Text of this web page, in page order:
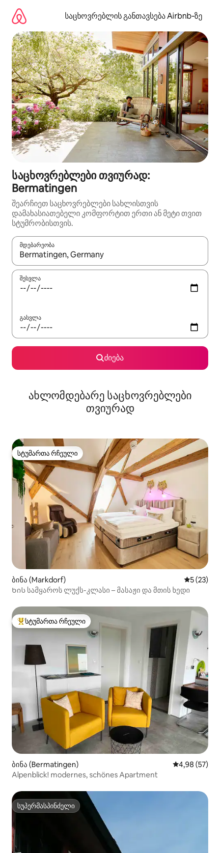
გადასვლა
საცხოვრებლის განთავსება Airbnb‑ზე
საცხოვრებლები თვიურად:
Bermatingen
შეარჩიეთ საცხოვრებლები სახლისთვის
დამახასიათებელი კომფორტით ერთი ან მეტი თვით
სტუმრობისთვის.
მდებარეობა
როცა შედეგები ხელმისაწვდომი გახდება, ნავიგაციისთვის
შესვლა
გასვლა
ძიება
ახლომდებარე საცხოვრებლები
თვიურად
სტუმართა რჩეული
სტუმართა რჩეული
ბინა (Markdorf) საშუალო
5 (23)
Ხის სამყაროს ლუქს-კლასი – მასაჟი და მთის ხედი
სტუმართა რჩეული მოწინავე ვარიანტი
სტუმართა რჩეული
ბინა (Bermatingen) საშუალო
4,98 (57)
Alpenblick! modernes, schönes Apartment
სუპერმასპინძელი
სუპერმასპინძელი